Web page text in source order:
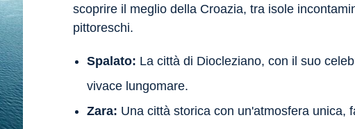
scoprire il meglio della Croazia, tra isole
pittoreschi.
Spalato: La città di Diocleziano, con il suo
vivace lungomare.
Zara: Una città storica con un'atmosfera unica,